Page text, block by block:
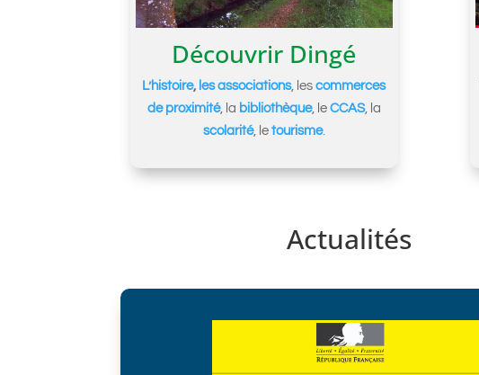
Découvrir Dingé
L’histoire, les associations, lescommerces
de proximité, la bibliothèque, le CCAS, la
scolarité, le tourisme.
Actualités